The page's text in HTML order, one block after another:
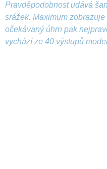
Pravděpodobnost udává
srážek. Maximum
očekávaný úhrn pak
vychází ze 40 výstupů